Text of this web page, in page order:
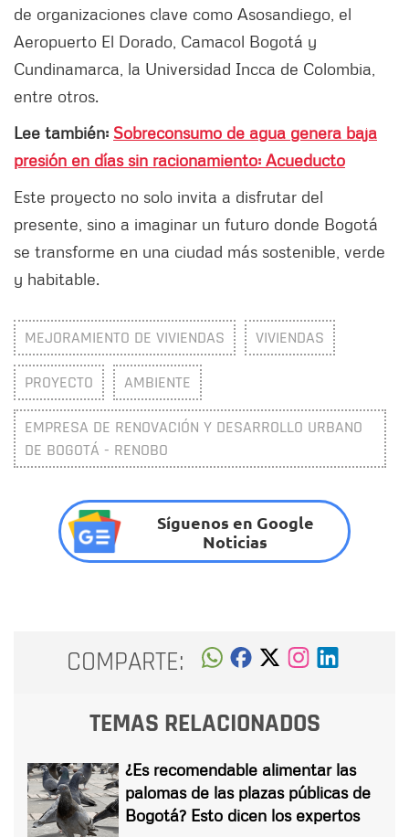
de organizaciones clave como Asosandiego, el
Aeropuerto El Dorado, Camacol Bogotá y
Cundinamarca, la Universidad Incca de Colombia,
entre otros.
Lee también: Sobreconsumo de agua genera baja
presión en días sin racionamiento: Acueducto
Este proyecto no solo invita a disfrutar del
presente, sino a imaginar un futuro donde Bogotá
se transforme en una ciudad más sostenible, verde
y habitable.
MEJORAMIENTO DE VIVIENDAS VIVIENDAS
PROYECTO AMBIENTE
EMPRESA DE RENOVACIÓN Y DESARROLLO URBANO
DE BOGOTÁ - RENOBO
Síguenos en Google
Noticias
COMPARTE:
TEMAS RELACIONADOS
¿Es recomendable alimentar las
palomas de las plazas públicas de
Bogotá? Esto dicen los expertos